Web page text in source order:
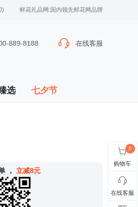
鲜花礼品网:国内领先鲜花网品牌
889-8188 在线客服
889-8188 在线客服
选 七夕节
， 立减8元
购物车
在线客服